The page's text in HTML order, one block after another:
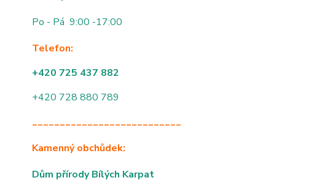
Po - Pá 9:00 -17:00
Telefon:
+420 725 437 882
+420 728 880 789
___________________________
Kamenný obchůdek:
Dům přírody Bílých Karpat